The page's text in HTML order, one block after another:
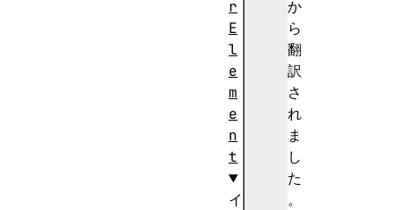
か
ら
翻
訳
さ
れ
ま
し
た
。
r
E
l
e
m
e
n
t
イ